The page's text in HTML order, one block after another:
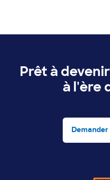
Prêt à
à l'ère